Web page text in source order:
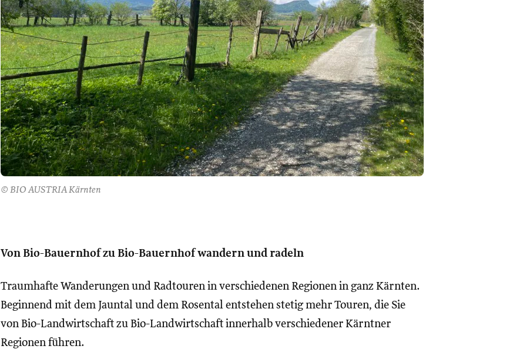
© BIO AUSTRIA Kärnten
Von Bio-Bauernhof zu Bio-Bauernhof wandern und radeln
Traumhafte Wanderungen und Radtouren in verschiedenen Regionen in ganz Kärnten.
Beginnend mit dem Jauntal und dem Rosental entstehen stetig mehr Touren, die Sie
von Bio-Landwirtschaft zu Bio-Landwirtschaft innerhalb verschiedener Kärntner
Regionen führen.